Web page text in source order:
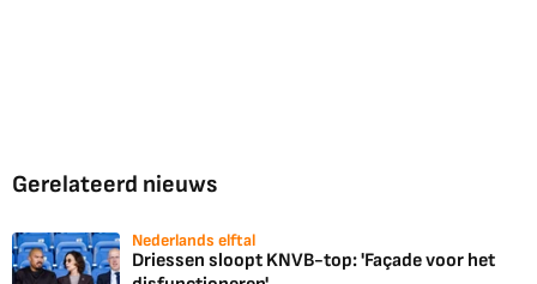
Gerelateerd nieuws
Nederlands elftal
Driessen sloopt KNVB-top: 'Façade voor het